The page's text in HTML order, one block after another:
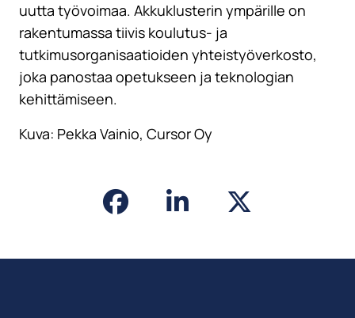
uutta työvoimaa. Akkuklusterin ympärille on
rakentumassa tiivis koulutus- ja
tutkimusorganisaatioiden yhteistyöverkosto,
joka panostaa opetukseen ja teknologian
kehittämiseen.
Kuva: Pekka Vainio, Cursor Oy